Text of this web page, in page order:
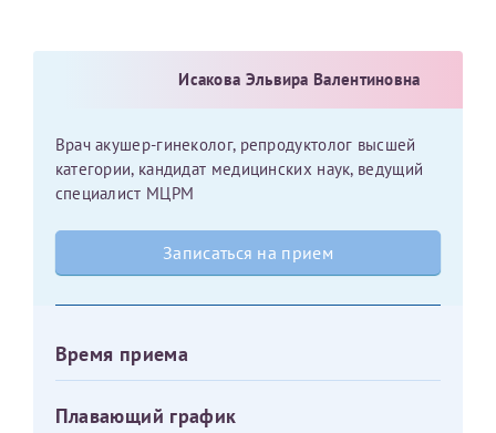
Исакова Эльвира Валентиновна
Врач акушер-гинеколог, репродуктолог высшей
категории, кандидат медицинских наук, ведущий
специалист МЦРМ
Записаться на прием
Время приема
Плавающий график